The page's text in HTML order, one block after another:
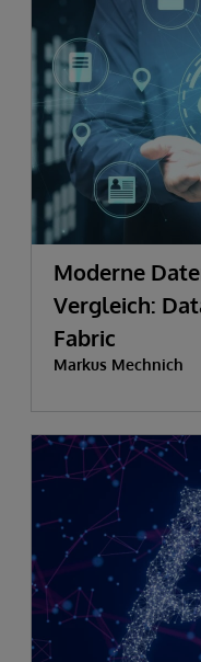
Moderne
Vergleich:
Fabric
Markus Mechnich